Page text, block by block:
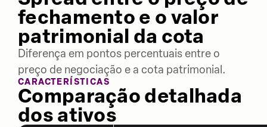
fechamento e o valor
patrimonial da cota
Diferença em pontos percentuais entre o
preço de negociação e a cota patrimonial.
CARACTERÍSTICAS
Comparação detalhada
dos ativos